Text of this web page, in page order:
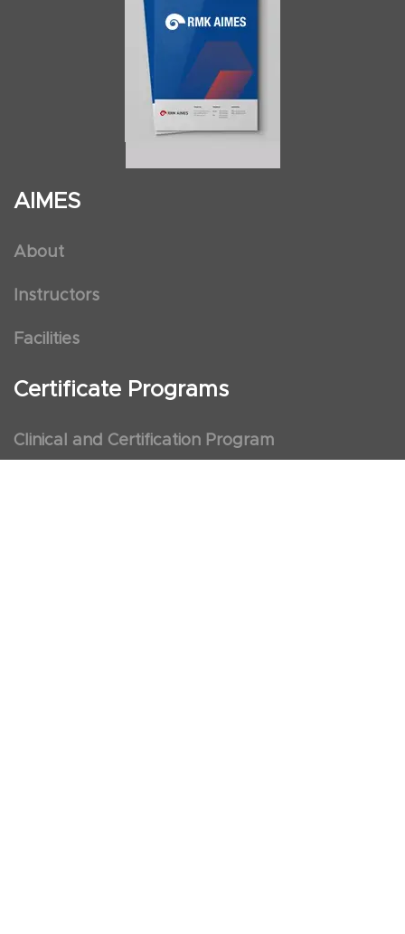
AIMES
About
Instructors
Facilities
Certificate Programs
Clinical and Certification Program